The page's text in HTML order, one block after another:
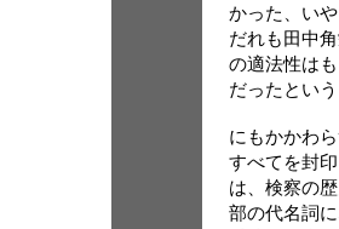
かった、い
だれも田中
の適法性は
だったとい
にもかかわ
すべてを封
は、検察の
部の代名詞